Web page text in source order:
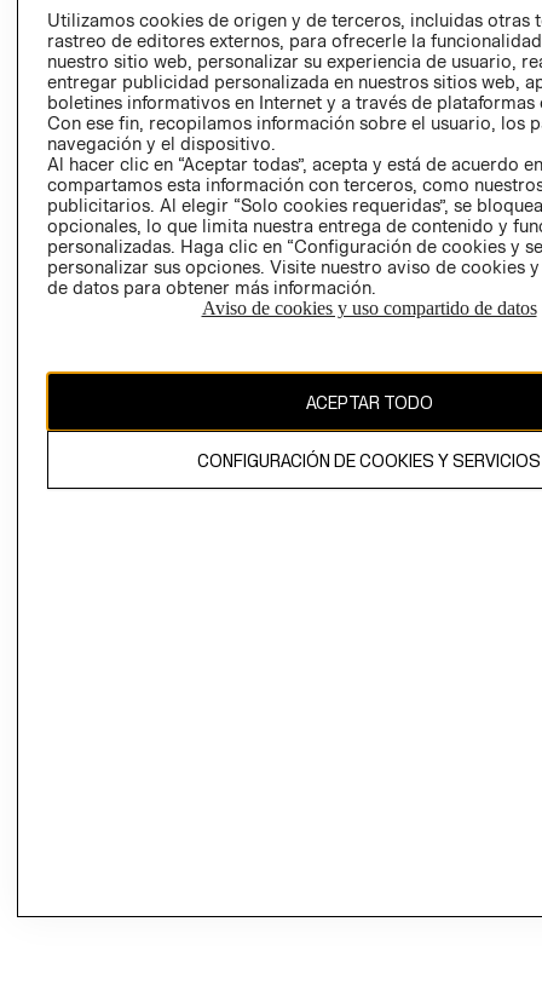
PETICIONES
QUEJAS Y
RECLAMOS
Colombia ($)
CAMBIAR REGIÓN
El contenido de esta página web está protegido por copyright y es
propiedad de H&M Hennes & Mauritz AB.
Utilizamos cookies de origen y de terceros, incluidas otras
rastreo de editores externos, para ofrecerle la
nuestro sitio web, personalizar su experiencia de usuario,
entregar publicidad personalizada en nuestros sitios web,
boletines informativos en Internet y a través de plataformas
Con ese fin, recopilamos información sobre el usuario, los
navegación y el dispositivo.
Al hacer clic en “Aceptar todas”, acepta y está de acuerdo
compartamos esta información con terceros, como
publicitarios. Al elegir “Solo cookies requeridas”, se
opcionales, lo que limita nuestra entrega de contenido y
personalizadas. Haga clic en “Configuración de cookies y
personalizar sus opciones. Visite nuestro aviso de cookies
de datos para obtener más información.
Aviso de cookies y uso compartido de datos
ACEPTAR TODO
CONFIGURACIÓN DE COOKIES Y SERVICIOS